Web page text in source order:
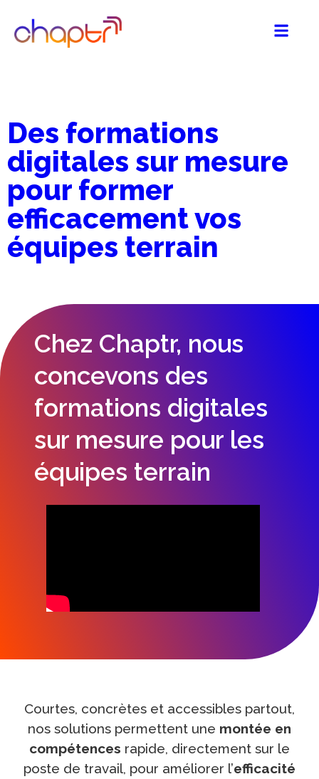
Des formations
digitales sur mesure
pour former
efficacement vos
équipes terrain
Chez Chaptr, nous
concevons des
formations digitales
sur mesure pour les
équipes terrain
Courtes, concrètes et accessibles partout,
nos solutions permettent une montée en
compétences rapide, directement sur le
poste de travail, pour améliorer l’efficacité